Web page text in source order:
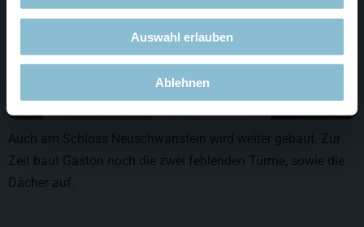
Auswahl erlauben
Ablehnen
Auch am Schloss Neuschwanstein wird weiter gebaut. Zur
Zeit baut Gaston noch die zwei fehlenden Türme, sowie die
Dächer auf.